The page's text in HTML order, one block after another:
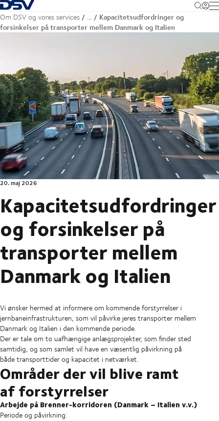
Tilbage til forsiden
Om DSV og vores services …
Kapacitetsudfordringer og
forsinkelser på transporter mellem Danmark og Italien
20. maj 2026
Kapacitetsudfordringer
og forsinkelser på
transporter mellem
Danmark og Italien
Vi ønsker hermed at informere om kommende forstyrrelser i
jernbaneinfrastrukturen, som vil påvirke jeres transporter mellem
Danmark og Italien i den kommende periode.
Der er tale om to uafhængige anlægsprojekter, som finder sted
samtidig, og som samlet vil have en væsentlig påvirkning på
både transporttider og kapacitet i netværket.
Områder der vil blive ramt
af forstyrrelser
Arbejde på Brenner-korridoren (Danmark – Italien v.v.)
Periode og påvirkning: